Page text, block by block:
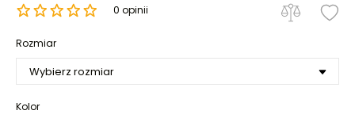
0 opinii
Rozmiar
Kolor